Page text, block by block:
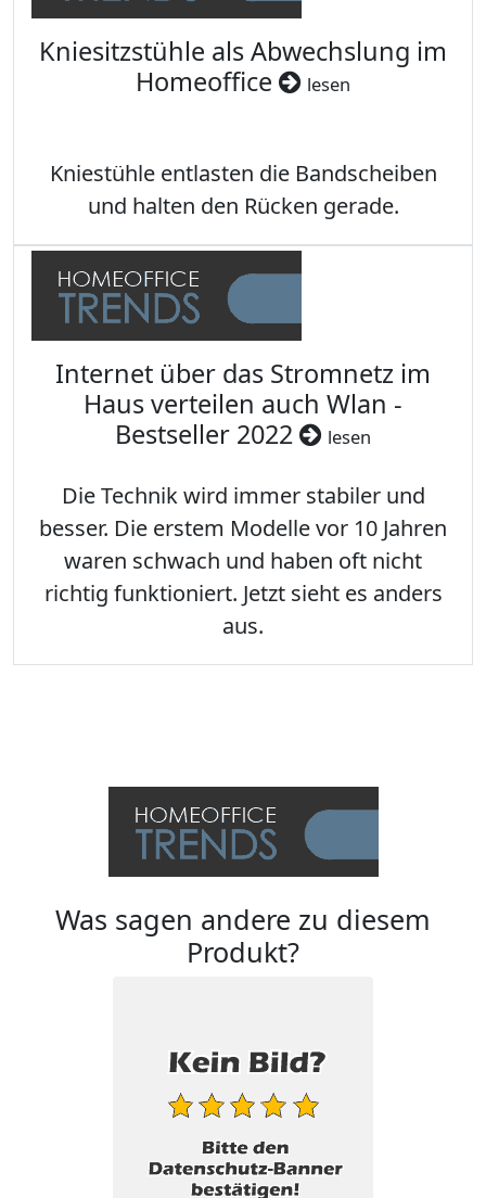
Kniesitzstühle als Abwechslung im
Homeoffice
lesen
Kniestühle entlasten die Bandscheiben
und halten den Rücken gerade.
Internet über das Stromnetz im
Haus verteilen auch Wlan -
Bestseller 2022
lesen
Die Technik wird immer stabiler und
besser. Die erstem Modelle vor 10 Jahren
waren schwach und haben oft nicht
richtig funktioniert. Jetzt sieht es anders
aus.
Was sagen andere zu diesem
Produkt?